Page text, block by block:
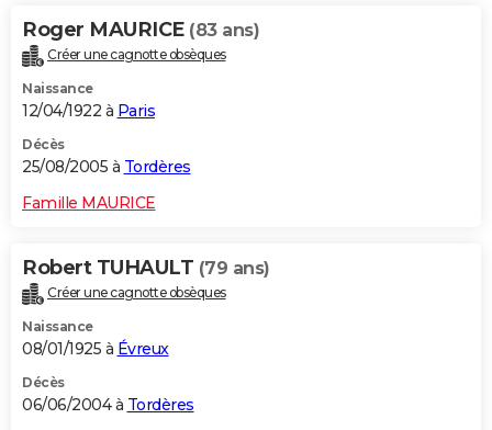
Roger MAURICE (83 ans)
Créer une cagnotte obsèques
Naissance
12/04/1922 à Paris
Décès
25/08/2005 à Tordères
Famille MAURICE
Robert TUHAULT (79 ans)
Créer une cagnotte obsèques
Naissance
08/01/1925 à Évreux
Décès
06/06/2004 à Tordères